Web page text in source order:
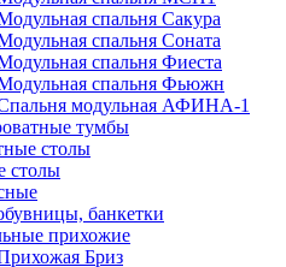
спальня Сакура
спальня Соната
спальня Фиеста
спальня Фьюжн
модульная АФИНА-1
тумбы
столы
столы
банкетки
прихожие
Бриз